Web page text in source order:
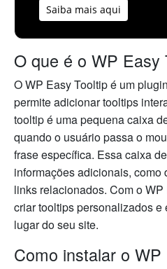
Saiba mais aqui
O que é o WP Easy
O WP Easy Tooltip é um
permite adicionar tooltips
tooltip é uma pequena caixa
quando o usuário passa o
frase específica. Essa caixa
informações adicionais,
links relacionados. Com o
criar tooltips personalizados
lugar do seu site.
Como instalar o WP